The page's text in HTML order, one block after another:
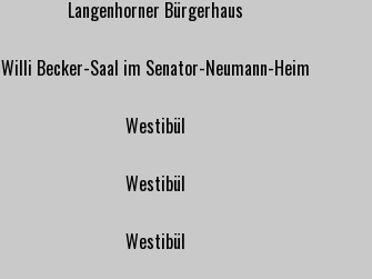
Langenhorner Bürgerhaus
Willi Becker-Saal im Senator-Neumann-Heim
Westibül
Westibül
Westibül